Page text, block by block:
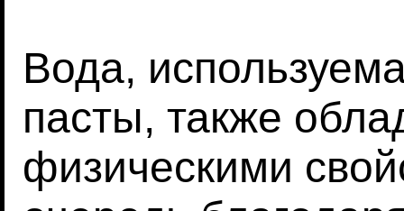
Вода,
пасты, также
физическими